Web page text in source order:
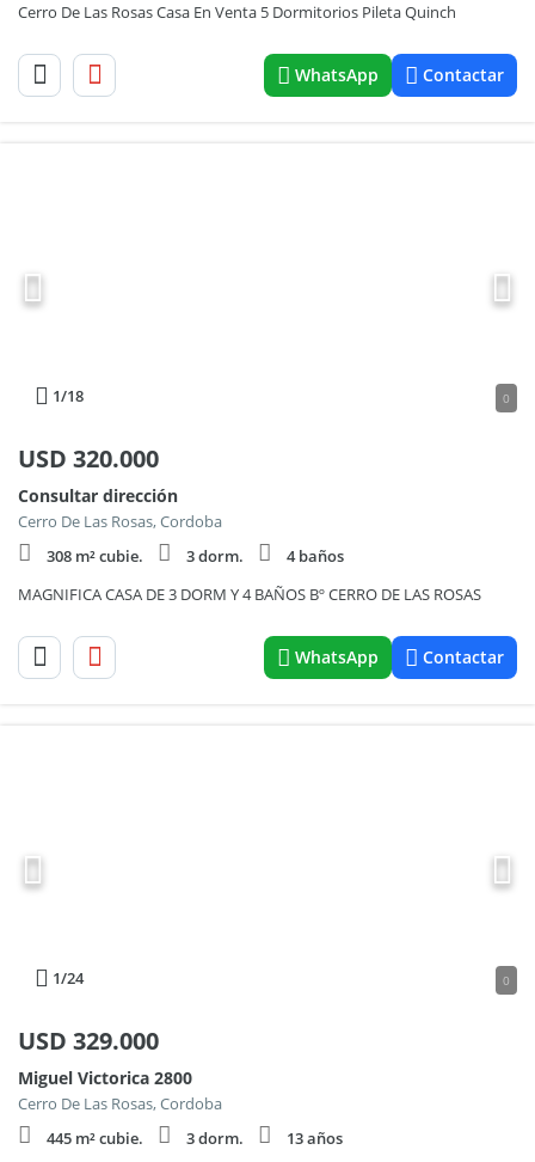
Cerro De Las Rosas Casa En Venta 5 Dormitorios Pileta Quinch
WhatsApp Contactar
1/18 0
USD 320.000
Consultar dirección
Cerro De Las Rosas, Cordoba
308 m² cubie.
3 dorm.
4 baños
MAGNIFICA CASA DE 3 DORM Y 4 BAÑOS Bº CERRO DE LAS ROSAS
WhatsApp Contactar
1/24 0
USD 329.000
Miguel Victorica 2800
Cerro De Las Rosas, Cordoba
445 m² cubie.
3 dorm.
13 años